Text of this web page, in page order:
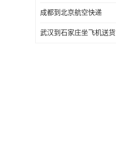
成都到北京航空快递
武汉到石家庄坐飞机送货